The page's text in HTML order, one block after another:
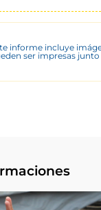
informe incluye
ser impresas